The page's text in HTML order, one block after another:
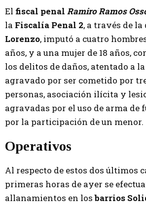
El fiscal penal Ramiro Ramos
la Fiscalía Penal 2, a través de
Lorenzo, imputó a cuatro
años, y a una mujer de 18 años,
los delitos de daños, atentado a
agravado por ser cometido por
personas, asociación ilícita y
agravadas por el uso de arma de
por la participación de un menor.
Operativos
Al respecto de estos dos últimos
primeras horas de ayer se
allanamientos en losbarrios